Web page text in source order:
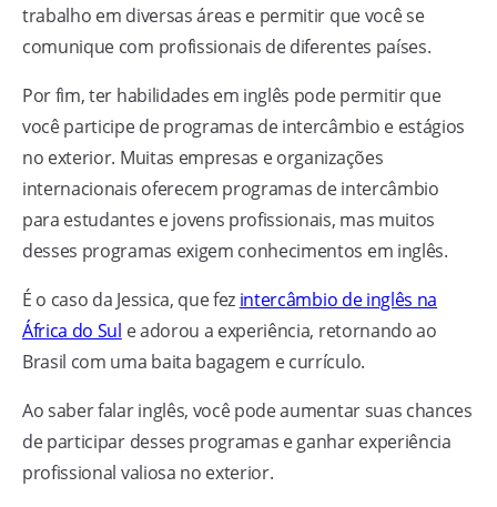
trabalho em diversas áreas e permitir que você se
comunique com profissionais de diferentes países.
Por fim, ter habilidades em inglês pode permitir que
você participe de programas de intercâmbio e estágios
no exterior. Muitas empresas e organizações
internacionais oferecem programas de intercâmbio
para estudantes e jovens profissionais, mas muitos
desses programas exigem conhecimentos em inglês.
É o caso da Jessica, que fez intercâmbio de inglês na
África do Sul e adorou a experiência, retornando ao
Brasil com uma baita bagagem e currículo.
Ao saber falar inglês, você pode aumentar suas chances
de participar desses programas e ganhar experiência
profissional valiosa no exterior.